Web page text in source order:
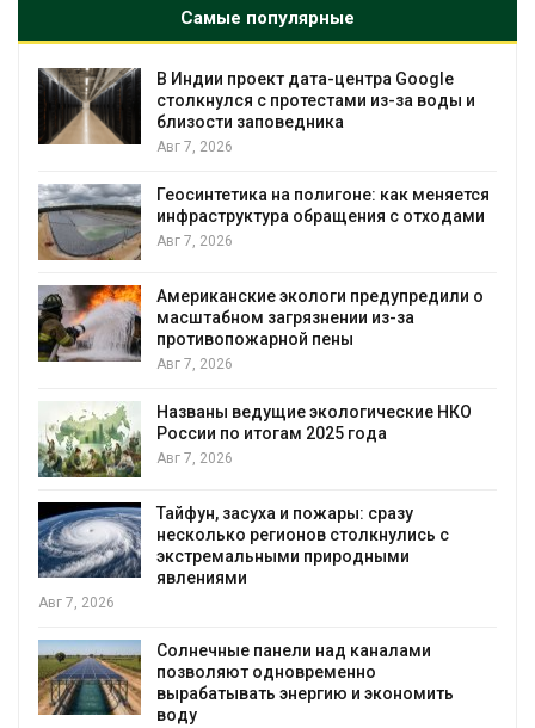
Самые популярные
В Индии проект дата-центра Google
столкнулся с протестами из-за воды и
близости заповедника
Авг 7, 2026
Геосинтетика на полигоне: как меняется
инфраструктура обращения с отходами
Авг 7, 2026
Американские экологи предупредили о
масштабном загрязнении из-за
противопожарной пены
Авг 7, 2026
Названы ведущие экологические НКО
России по итогам 2025 года
Авг 7, 2026
Тайфун, засуха и пожары: сразу
несколько регионов столкнулись с
экстремальными природными
явлениями
Авг 7, 2026
Солнечные панели над каналами
позволяют одновременно
вырабатывать энергию и экономить
воду